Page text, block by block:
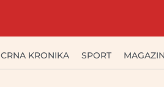
CRNA KRONIKA SPORT MAGAZIN